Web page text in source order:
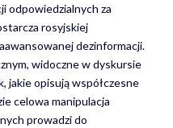
odpowiedzialnych za
rosyjskiej
dezinformacji.
widoczne w dyskursie
jakie opisują współczesne
celowa manipulacja
prowadzi do